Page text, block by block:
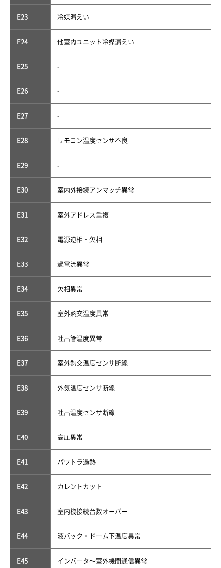
E23 冷媒漏えい
E24 他室内ユニット冷媒漏えい
E25 -
E26 -
E27 -
E28 リモコン温度センサ不良
E29 -
E30 室内外接続アンマッチ異常
E31 室外アドレス重複
E32 電源逆相・欠相
E33 過電流異常
E34 欠相異常
E35 室外熱交温度異常
E36 吐出管温度異常
E37 室外熱交温度センサ断線
E38 外気温度センサ断線
E39 吐出温度センサ断線
E40 高圧異常
E41 パワトラ過熱
E42 カレントカット
E43 室内機接続台数オーバー
E44 液バック・ドーム下温度異常
E45 インバータ〜室外機間通信異常